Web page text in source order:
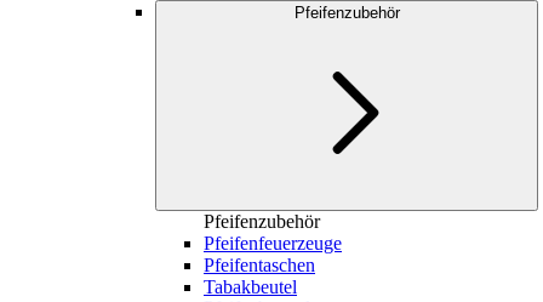
Pfeifenzubehör
Pfeifenzubehör
Pfeifenfeuerzeuge
Pfeifentaschen
Tabakbeutel